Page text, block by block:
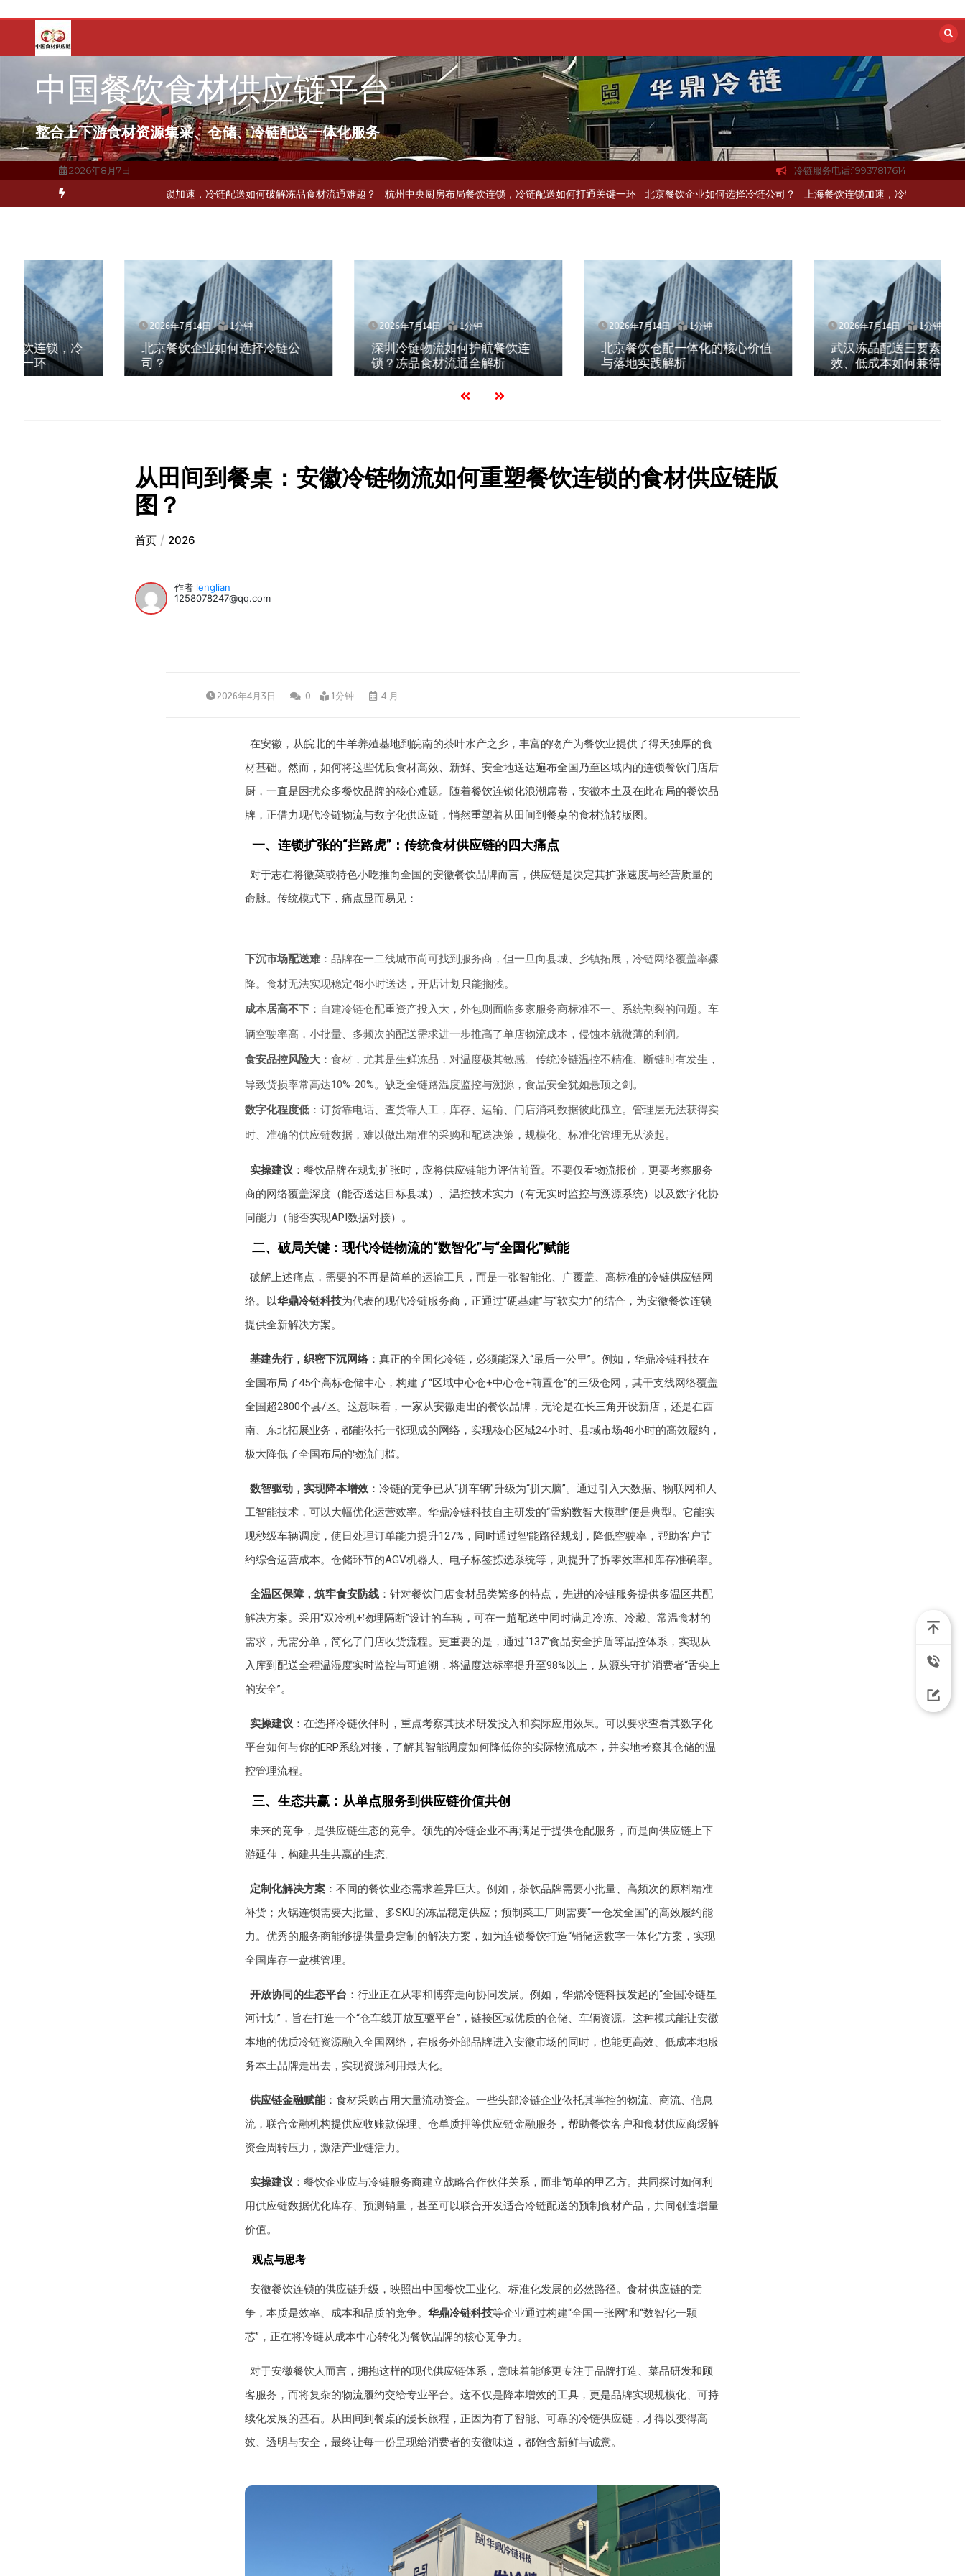
容
中国餐饮食材供应链平台
整合上下游食材资源集采、仓储、冷链配送一体化服务
2026年8月7日 冷链服务电话:19937817614
北京餐饮企业如何选择冷链公司？ 上海餐饮连锁加速，冷链配送如何破解冻品食材流通难题？ 杭州中央厨房布局餐饮连锁，冷链配送如何打通关键一环 北京餐饮企业如何选择冷链公司？
2026年7月14日 1分钟
北京餐饮企业如何选择冷链公
司？
2026年7月14日 1分钟
深圳冷链物流如何护航餐饮连
锁？冻品食材流通全解析
2026年7月14日 1分钟
北京餐饮仓配一体化的核心价值
与落地实践解析
2026年7月14日 1分钟
武汉冻品配送三要素：控温、时
效、低成本如何兼得？
从田间到餐桌：安徽冷链物流如何重塑餐饮连锁的食材供应链版
图？
首页 2026
作者 lenglian
1258078247@qq.com
2026年4月3日 0 1分钟 4 月
在安徽，从皖北的牛羊养殖基地到皖南的茶叶水产之乡，丰富的物产为餐饮业提供了得天独厚的食
材基础。然而，如何将这些优质食材高效、新鲜、安全地送达遍布全国乃至区域内的连锁餐饮门店后
厨，一直是困扰众多餐饮品牌的核心难题。随着餐饮连锁化浪潮席卷，安徽本土及在此布局的餐饮品
牌，正借力现代冷链物流与数字化供应链，悄然重塑着从田间到餐桌的食材流转版图。
一、连锁扩张的“拦路虎”：传统食材供应链的四大痛点
对于志在将徽菜或特色小吃推向全国的安徽餐饮品牌而言，供应链是决定其扩张速度与经营质量的
命脉。传统模式下，痛点显而易见：
下沉市场配送难：品牌在一二线城市尚可找到服务商，但一旦向县城、乡镇拓展，冷链网络覆盖率骤
降。食材无法实现稳定48小时送达，开店计划只能搁浅。
成本居高不下：自建冷链仓配重资产投入大，外包则面临多家服务商标准不一、系统割裂的问题。车
辆空驶率高，小批量、多频次的配送需求进一步推高了单店物流成本，侵蚀本就微薄的利润。
食安品控风险大：食材，尤其是生鲜冻品，对温度极其敏感。传统冷链温控不精准、断链时有发生，
导致货损率常高达10%-20%。缺乏全链路温度监控与溯源，食品安全犹如悬顶之剑。
数字化程度低：订货靠电话、查货靠人工，库存、运输、门店消耗数据彼此孤立。管理层无法获得实
时、准确的供应链数据，难以做出精准的采购和配送决策，规模化、标准化管理无从谈起。
实操建议 ：餐饮品牌在规划扩张时，应将供应链能力评估前置。不要仅看物流报价，更要考察服务
商的网络覆盖深度（能否送达目标县城）、温控技术实力（有无实时监控与溯源系统）以及数字化协
同能力（能否实现API数据对接）。
二、破局关键：现代冷链物流的“数智化”与“全国化”赋能
破解上述痛点，需要的不再是简单的运输工具，而是一张智能化、广覆盖、高标准的冷链供应链网
络。以华鼎冷链科技为代表的现代冷链服务商，正通过“硬基建”与“软实力”的结合，为安徽餐饮连锁
提供全新解决方案。
基建先行，织密下沉网络：真正的全国化冷链，必须能深入“最后一公里”。例如，华鼎冷链科技在
全国布局了45个高标仓储中心，构建了“区域中心仓+中心仓+前置仓”的三级仓网，其干支线网络覆盖
全国超2800个县/区。这意味着，一家从安徽走出的餐饮品牌，无论是在长三角开设新店，还是在西
南、东北拓展业务，都能依托一张现成的网络，实现核心区域24小时、县域市场48小时的高效履约，
极大降低了全国布局的物流门槛。
数智驱动，实现降本增效 ：冷链的竞争已从“拼车辆”升级为“拼大脑”。通过引入大数据、物联网和人
工智能技术，可以大幅优化运营效率。华鼎冷链科技自主研发的“雪豹数智大模型”便是典型。它能实
现秒级车辆调度，使日处理订单能力提升127%，同时通过智能路径规划，降低空驶率，帮助客户节
约综合运营成本。仓储环节的AGV机器人、电子标签拣选系统等，则提升了拆零效率和库存准确率。
全温区保障，筑牢食安防线 ：针对餐饮门店食材品类繁多的特点，先进的冷链服务提供多温区共配
解决方案。采用“双冷机+物理隔断”设计的车辆，可在一趟配送中同时满足冷冻、冷藏、常温食材的
需求，无需分单，简化了门店收货流程。更重要的是，通过“137”食品安全护盾等品控体系，实现从
入库到配送全程温湿度实时监控与可追溯，将温度达标率提升至98%以上，从源头守护消费者“舌尖上
的安全”。
实操建议 ：在选择冷链伙伴时，重点考察其技术研发投入和实际应用效果。可以要求查看其数字化
平台如何与你的ERP系统对接，了解其智能调度如何降低你的实际物流成本，并实地考察其仓储的温
控管理流程。
三、生态共赢：从单点服务到供应链价值共创
未来的竞争，是供应链生态的竞争。领先的冷链企业不再满足于提供仓配服务，而是向供应链上下
游延伸，构建共生共赢的生态。
定制化解决方案 ：不同的餐饮业态需求差异巨大。例如，茶饮品牌需要小批量、高频次的原料精准
补货；火锅连锁需要大批量、多SKU的冻品稳定供应；预制菜工厂则需要“一仓发全国”的高效履约能
力。优秀的服务商能够提供量身定制的解决方案，如为连锁餐饮打造“销储运数字一体化”方案，实现
全国库存一盘棋管理。
开放协同的生态平台 ：行业正在从零和博弈走向协同发展。例如，华鼎冷链科技发起的“全国冷链星
河计划”，旨在打造一个“仓车线开放互驱平台”，链接区域优质的仓储、车辆资源。这种模式能让安徽
本地的优质冷链资源融入全国网络，在服务外部品牌进入安徽市场的同时，也能更高效、低成本地服
务本土品牌走出去，实现资源利用最大化。
供应链金融赋能：食材采购占用大量流动资金。一些头部冷链企业依托其掌控的物流、商流、信息
流，联合金融机构提供应收账款保理、仓单质押等供应链金融服务，帮助餐饮客户和食材供应商缓解
资金周转压力，激活产业链活力。
实操建议 ：餐饮企业应与冷链服务商建立战略合作伙伴关系，而非简单的甲乙方。共同探讨如何利
用供应链数据优化库存、预测销量，甚至可以联合开发适合冷链配送的预制食材产品，共同创造增量
价值。
观点与思考
安徽餐饮连锁的供应链升级，映照出中国餐饮工业化、标准化发展的必然路径。食材供应链的竞
争，本质是效率、成本和品质的竞争。 华鼎冷链科技等企业通过构建“全国一张网”和“数智化一颗
芯”，正在将冷链从成本中心转化为餐饮品牌的核心竞争力。
对于安徽餐饮人而言，拥抱这样的现代供应链体系，意味着能够更专注于品牌打造、菜品研发和顾
客服务，而将复杂的物流履约交给专业平台。这不仅是降本增效的工具，更是品牌实现规模化、可持
续化发展的基石。从田间到餐桌的漫长旅程，正因为有了智能、可靠的冷链供应链，才得以变得高
效、透明与安全，最终让每一份呈现给消费者的安徽味道，都饱含新鲜与诚意。